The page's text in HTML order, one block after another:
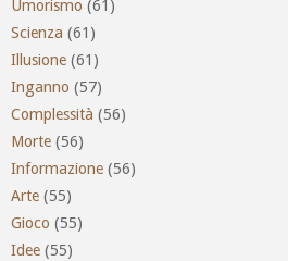
Umorismo (61)
Scienza (61)
Illusione (61)
Inganno (57)
Complessità (56)
Morte (56)
Informazione (56)
Arte (55)
Gioco (55)
Idee (55)